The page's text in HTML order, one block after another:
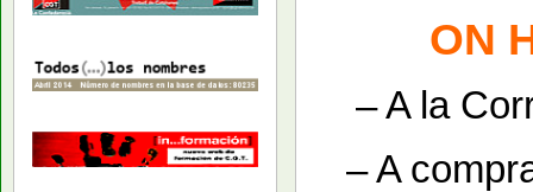
ON
– A la
– A